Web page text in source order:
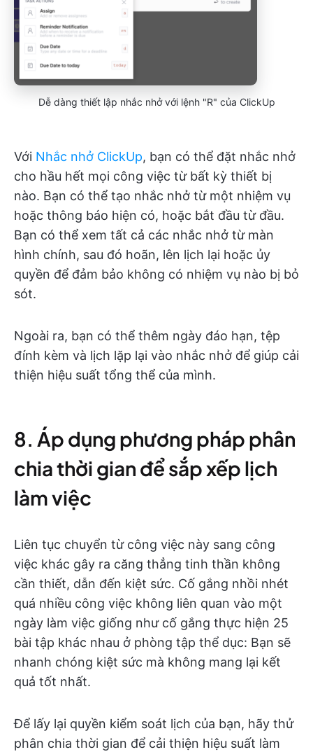
Dễ dàng thiết lập nhắc nhở với lệnh "R" của ClickUp
Với Nhắc nhở ClickUp, bạn có thể đặt nhắc nhở
cho hầu hết mọi công việc từ bất kỳ thiết bị
nào. Bạn có thể tạo nhắc nhở từ một nhiệm vụ
hoặc thông báo hiện có, hoặc bắt đầu từ đầu.
Bạn có thể xem tất cả các nhắc nhở từ màn
hình chính, sau đó hoãn, lên lịch lại hoặc ủy
quyền để đảm bảo không có nhiệm vụ nào bị bỏ
sót.
Ngoài ra, bạn có thể thêm ngày đáo hạn, tệp
đính kèm và lịch lặp lại vào nhắc nhở để giúp cải
thiện hiệu suất tổng thể của mình.
8. Áp dụng phương pháp phân
chia thời gian để sắp xếp lịch
làm việc
Liên tục chuyển từ công việc này sang công
việc khác gây ra căng thẳng tinh thần không
cần thiết, dẫn đến kiệt sức. Cố gắng nhồi nhét
quá nhiều công việc không liên quan vào một
ngày làm việc giống như cố gắng thực hiện 25
bài tập khác nhau ở phòng tập thể dục: Bạn sẽ
nhanh chóng kiệt sức mà không mang lại kết
quả tốt nhất.
Để lấy lại quyền kiểm soát lịch của bạn, hãy thử
phân chia thời gian để cải thiện hiệu suất làm